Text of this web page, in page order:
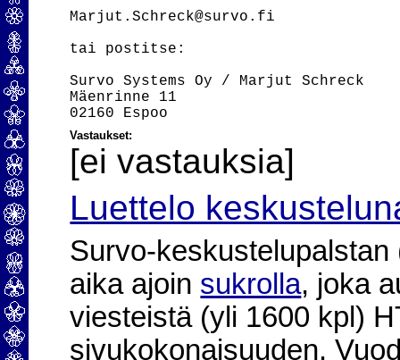
Marjut.Schreck@survo.fi
tai postitse:
Survo Systems Oy / Marjut Schreck
Mäenrinne 11
Vastaukset:
[ei vastauksia]
Luettelo
Survo-
aika ajoin sukrolla, joka
viesteistä (yli 1600 kpl)
sivukokonaisuuden.